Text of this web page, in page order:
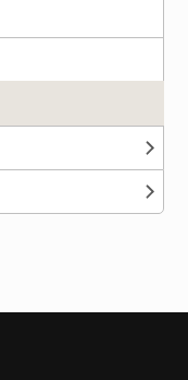
me ajudou